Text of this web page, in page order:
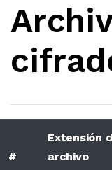
#
Extensión
archivo